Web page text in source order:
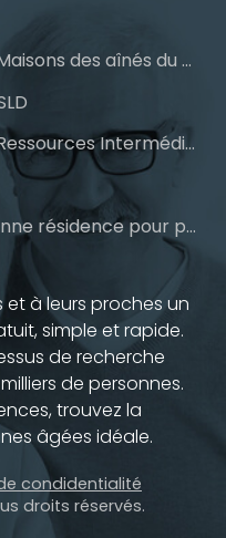
Le palmarès des meilleures Maisons des aînés du Québec
Le palmarès des meilleures Ressources Intermédiaires (RI)
10 étapes pour trouver la bonne résidence pour personnes âgées
à leurs proches un
simple et rapide.
de recherche
de personnes.
trouvez la
âgées idéale.
condidentialité
droits réservés.